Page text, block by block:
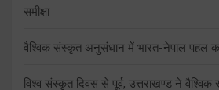
समीक्षा
वैश्विक संस्कृत अनुसंधान में भारत-नेपाल पहल
विश्व संस्कृत दिवस से पूर्व, उत्तराखण्ड ने